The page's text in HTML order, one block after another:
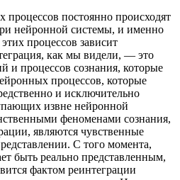
процессов постоянно происходят
нейронной системы, и именно
процессов зависит
как мы видели, — это
и процессов сознания, которые
процессов, которые
и исключительно
извне нейронной
феноменами сознания,
являются чувственные
С того момента,
быть реально представленным,
фактом реинтеграции